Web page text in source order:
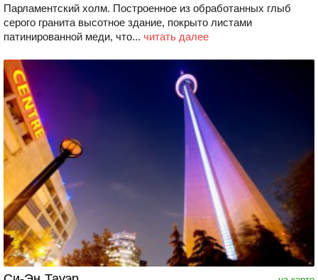
Парламентский холм. Построенное из обработанных глыб
серого гранита высотное здание, покрыто листами
патинированной меди, что... читать далее